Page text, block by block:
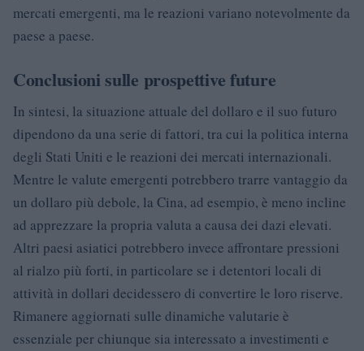
mercati emergenti, ma le reazioni variano notevolmente da
paese a paese.
Conclusioni sulle prospettive future
In sintesi, la situazione attuale del dollaro e il suo futuro
dipendono da una serie di fattori, tra cui la politica interna
degli Stati Uniti e le reazioni dei mercati internazionali.
Mentre le valute emergenti potrebbero trarre vantaggio da
un dollaro più debole, la Cina, ad esempio, è meno incline
ad apprezzare la propria valuta a causa dei dazi elevati.
Altri paesi asiatici potrebbero invece affrontare pressioni
al rialzo più forti, in particolare se i detentori locali di
attività in dollari decidessero di convertire le loro riserve.
Rimanere aggiornati sulle dinamiche valutarie è
essenziale per chiunque sia interessato a investimenti e